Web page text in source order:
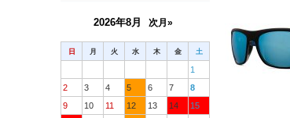
2026年8月 次月»
日 月 火 水 木 金 土
1
2
3 4 5 6 7
8
9
10 11 12 13 14
15